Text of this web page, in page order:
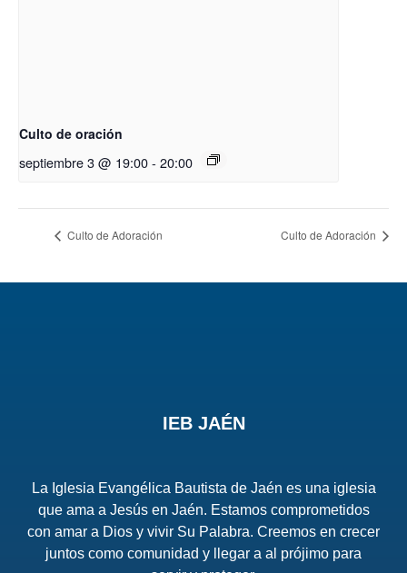
Culto de oración
septiembre 3 @ 19:00- 20:00
Culto de Adoración Culto de Adoración
IEB JAÉN
La Iglesia Evangélica Bautista de Jaén es una iglesia
que ama a Jesús en Jaén. Estamos comprometidos
con amar a Dios y vivir Su Palabra. Creemos en crecer
juntos como comunidad y llegar a al prójimo para